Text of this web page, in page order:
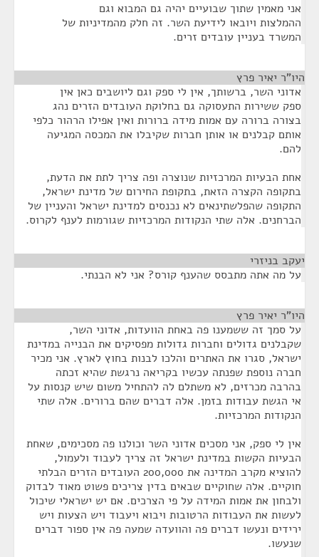
אני מאמין שתוך שבועיים יהיה גם המבוא וגם
ההמלצות ויובאו לידיעת השר. זה חלק מהמדיניות של
המשרד בעניין עובדים זרים.
היו"ר יאיר פרץ
אדוני השר, ברשותך, אין לי ספק וגם ליושבים כאן אין
ספק ששירות התעסוקה גם בחלוקת העובדים הזרים נהג
בצורה ברורה עם אמות מידה ברורות ואין אפילו הרהור כלפי
אותם קבלנים או אותן חברות שקיבלו את המכסה המגיעה
להם.
אחת הבעיות המרכזיות שנוצרה ופה צריך לתת את הדעת,
בתקופה הקצרה הזאת, בתקופת החירום של מדינת ישראל,
התקופה שהפלשתינאים לא נכנסים למדינת ישראל והעניין של
הברחנים. אלה שתי הנקודות המרכזיות שגורמות לענף לקרוס.
יעקב בניזרי
על מה אתה מתבסס שהענף קורס? אני לא הבנתי.
היו"ר יאיר פרץ
על סמך זה ששמענו פה באחת הוועדות, אדוני השר,
שקבלנים גדולים וחברות גדולות מפסיקים את הבנייה במדינת
ישראל, סגרו את האתרים והלכו לבנות בחוץ לארץ. אני מכיר
חברה נוספת שפנתה עכשיו בקריאה נרגשת שהיא זכתה
בהרבה מכרזים, לא משתלם לה להתחיל משום שיש קנסות על
אי הגשת עבודות בזמן. אלה דברים שהם ברורים. אלה שתי
הנקודות המרכזיות.
אין לי ספק, אני מסכים אדוני השר וכולנו פה מסכימים, שאחת
הבעיות הקשות במדינת ישראל זה צריך לעבוד ולעמול,
להוציא מקרב המדינה את 200,000 העובדים הזרים הבלתי
חוקיים. אלה שחוקיים שבאים בדין צריכים פשוט מאוד לבדוק
ולבחון את אמות המידה על פי הצרכים. אם יש ישראלי שיכול
לעשות את העבודות הרטובות ויבוא ויעבוד ויש הצעות ויש
ירידים ונעשו דברים פה והוועדה שמעה פה אין ספור דברים
שנעשו.